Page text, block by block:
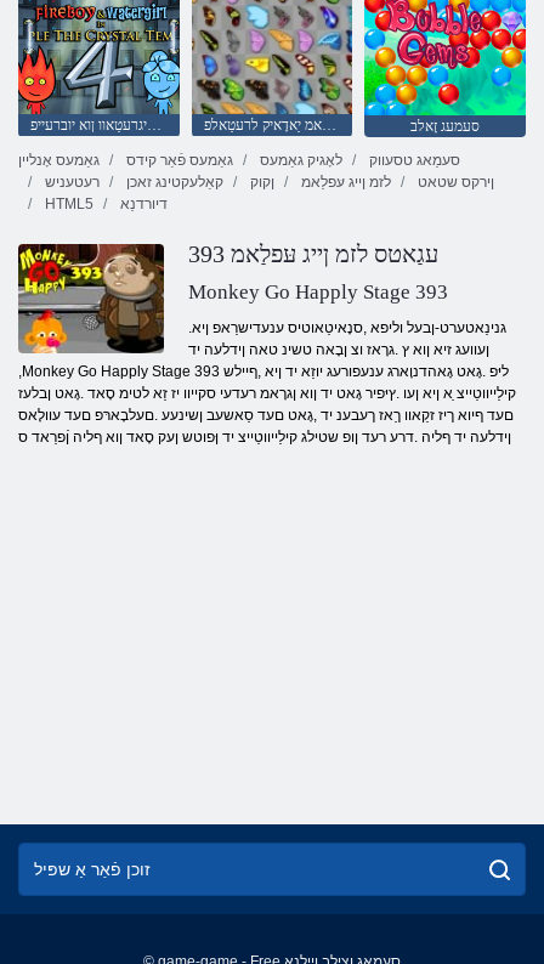
שדקמה לַאטסירק יד ןיא :4 לריגרעטַאוו ןוא יוברעייפ גנָאשזדהַאמ יַאדָאיק לרעטַאלפ
סעמעג זָאלב
גאַמעס אָנליין
גאַמעס פֿאַר קידס לאָגיק גאַמעס
סעמַאג טסעווק
רעטעניש
קאַלעקטינג זאכן ןקוק לזמ ןייג עּפלַאמ
ןירקס שטאט
HTML5
דיורדנַא
393 עגַאטס לזמ ןייג עּפלַאמ
Monkey Go Happly Stage 393
.גנינַאטערט-ןבעל וליפא ,סנָאיטַאוטיס ענעדישרַאפ ןיא
ןעוועג זיא ןוא ץ .גרָאז וצ ןבָאה טשינ טאה ןידלעה יד
,Monkey Go Happly Stage 393 ליּפ .גָאט גָאהדנוָארג ענעפורעג יוזַא יד ןיא ,ףיילש
קילַייווטַייצ ַא ןיא ןעו .ץיּפיר גָאט יד ןוא ןגרָאמ רעדעי סקייוו יז זַא לטימ סָאד .גָאט ןבלעז
םעד ףיוא ךיז זקַאוו ךַאז ךעבענ יד ,גָאט םעד סַאשעב ןשינעע .םעלבָארּפ םעד עוולָאס
ןידלעה יד ףליה .דרע רעד ןופ שטילג קילַייווטַייצ יד ןּפוטש ןעק סָאד ןוא ףליה ןֿפרַאד ס